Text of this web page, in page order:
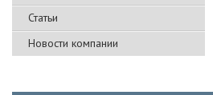
Статьи
Новости компании